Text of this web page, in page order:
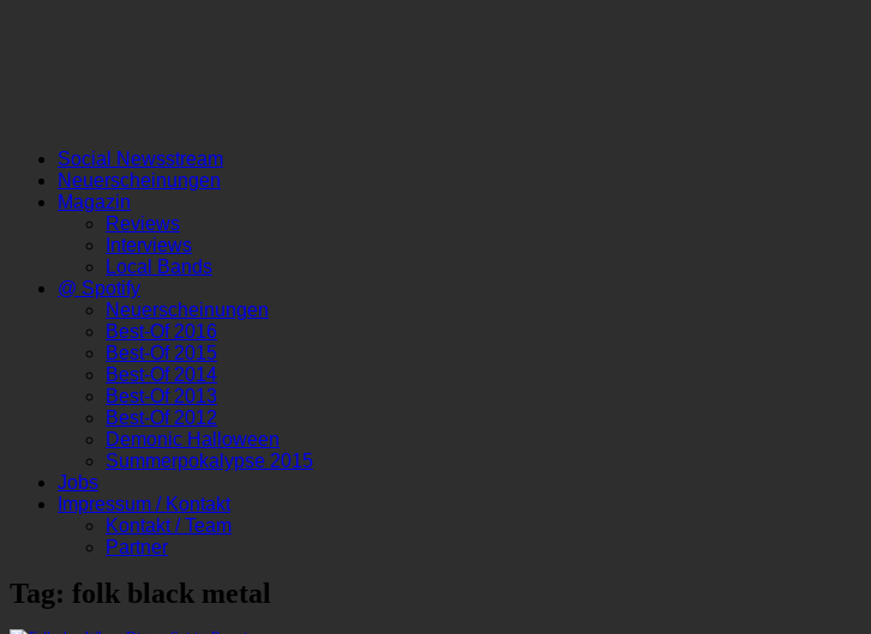
Social Newsstream
Neuerscheinungen
Magazin
Reviews
Interviews
Local Bands
@ Spotify
Neuerscheinungen
Best-Of 2016
Best-Of 2015
Best-Of 2014
Best-Of 2013
Best-Of 2012
Demonic Halloween
Summerpokalypse 2015
Jobs
Impressum / Kontakt
Kontakt / Team
Partner
Tag: folk black metal